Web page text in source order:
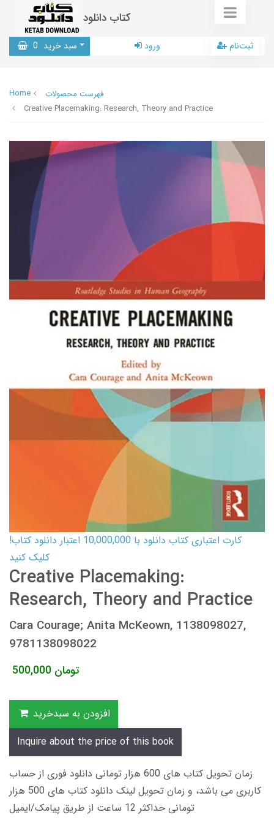
کتاب دانلود
سبد خرید 0 ورود ثبت‌نام
Home
فهرست محصولات
Creative Placemaking: Research, Theory and Practice
کارت اعتباری کتاب دانلود با 10,000,000 اعتبار دانلود کتاب!
کلیک کنید
Creative Placemaking:
Research, Theory and Practice
Cara Courage; Anita McKeown, 1138098027,
9781138098022
500,000 تومان
افزودن به سبدخرید
Inquire about the price of this book
زمان تحویل کتاب های 600 هزار تومانی دانلود فوری از حساب
کاربری می باشد، و زمان تحویل لینک دانلود کتاب های 500 هزار
تومانی حداکثر 12 ساعت از طریق پیامک/ایمیل